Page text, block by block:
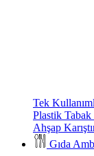
Tek
Plastik Tabak
Ahşap
Gıda